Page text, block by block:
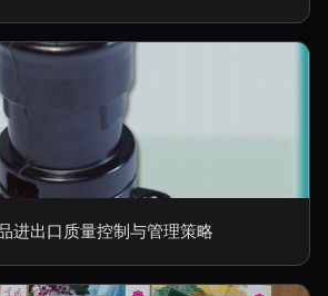
进出口质量控制与管理策略